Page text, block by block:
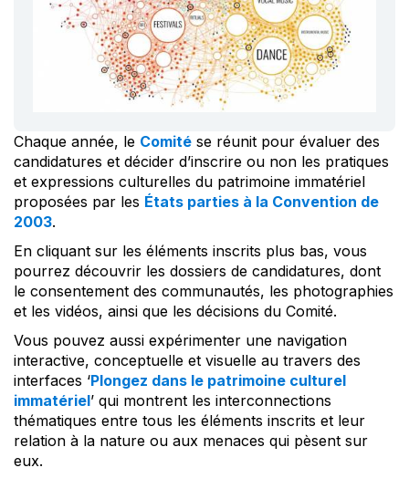
Chaque année, le Comité se réunit pour évaluer des
candidatures et décider d’inscrire ou non les pratiques
et expressions culturelles du patrimoine immatériel
proposées par les États parties à la Convention de
2003.
En cliquant sur les éléments inscrits plus bas, vous
pourrez découvrir les dossiers de candidatures, dont
le consentement des communautés, les photographies
et les vidéos, ainsi que les décisions du Comité.
Vous pouvez aussi expérimenter une navigation
interactive, conceptuelle et visuelle au travers des
interfaces ‘Plongez dans le patrimoine culturel
immatériel’ qui montrent les interconnections
thématiques entre tous les éléments inscrits et leur
relation à la nature ou aux menaces qui pèsent sur
eux.